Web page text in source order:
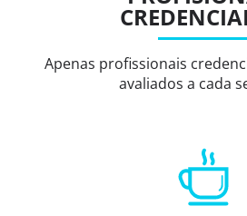
Apenas profissionais
avaliados a cada